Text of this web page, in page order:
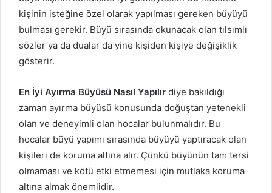
kişinin isteğine özel olarak yapılması gereken büyüyü
bulması gerekir. Büyü sırasında okunacak olan tılsımlı
sözler ya da dualar da yine kişiden kişiye değişiklik
gösterir.
En İyi Ayırma Büyüsü Nasıl Yapılır diye bakıldığı
zaman ayırma büyüsü konusunda doğuştan yetenekli
olan ve deneyimli olan hocalar bulunmalıdır. Bu
hocalar büyü yapımı sırasında büyüyü yaptıracak olan
kişileri de koruma altına alır. Çünkü büyünün tam tersi
olmaması ve kötü etki etmemesi için mutlaka koruma
altına almak önemlidir.